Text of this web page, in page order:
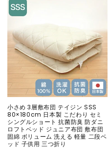
価
格
小さめ 3層敷布団 テイジン SSS
80×180cm 日本製 こだわり セミ
シングルショート 抗菌防臭 防ダニ
ロフトベッド ジュニア布団 敷布団
固綿 ボリューム 洗える 軽量 二段ベ
ッド 子供用 三つ折り